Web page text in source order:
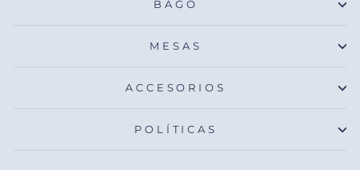
BAGO
MESAS
ACCESORIOS
POLÍTICAS